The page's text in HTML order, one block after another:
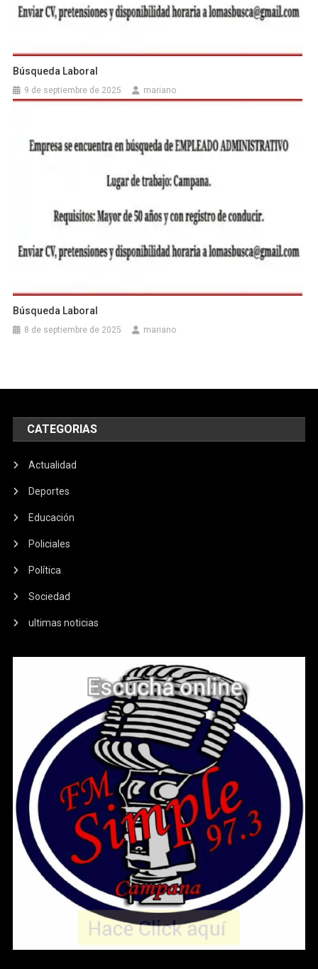
Búsqueda Laboral
9 de septiembre de 2025 mariano
Búsqueda Laboral
8 de septiembre de 2025 mariano
CATEGORIAS
Actualidad
Deportes
Educación
Policiales
Política
Sociedad
ultimas noticias